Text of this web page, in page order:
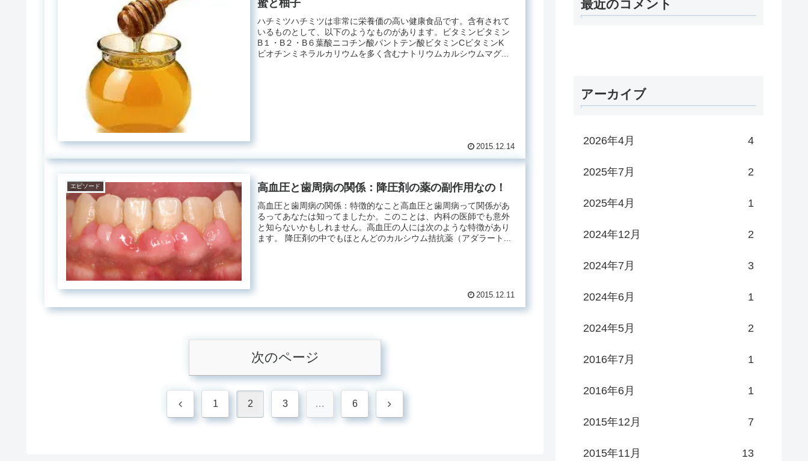
蜜と柚子
ハチミツハチミツは非常に栄養価の高い健康食品です。含有されて
いるものとして、以下のようなものがあります。ビタミンビタミン
B１・B２・B６葉酸ニコチン酸パントテン酸ビタミンCビタミンK
ビオチンミネラルカリウムを多く含むナトリウムカルシウムマグ...
2015.12.14
エピソード 高血圧と歯周病の関係：降圧剤の薬の副作用なの！
高血圧と歯周病の関係：特徴的なこと高血圧と歯周病って関係があ
るってあなたは知ってましたか。このことは、内科の医師でも意外
と知らないかもしれません。高血圧の人には次のような特徴があり
ます。 降圧剤の中でもほとんどのカルシウム拮抗薬（アダラート...
2015.12.11
次のページ
前 1 2 3 … 6 次
最近のコメント
アーカイブ
2026年4月 4
2025年7月 2
2025年4月 1
2024年12月 2
2024年7月 3
2024年6月 1
2024年5月 2
2016年7月 1
2016年6月 1
2015年12月 7
2015年11月 13